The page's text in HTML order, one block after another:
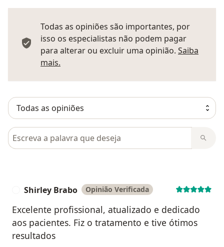
Todas as opiniões são importantes, por
isso os especialistas não podem pagar
para alterar ou excluir uma opinião. Saiba
mais.
Pesquisar em opiniões
Shirley Brabo Opinião Verificada
Excelente profissional, atualizado e dedicado
aos pacientes. Fiz o tratamento e tive ótimos
resultados